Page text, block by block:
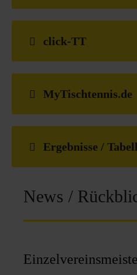
click-TT
MyTischtennis.de
Ergebnisse /
News /